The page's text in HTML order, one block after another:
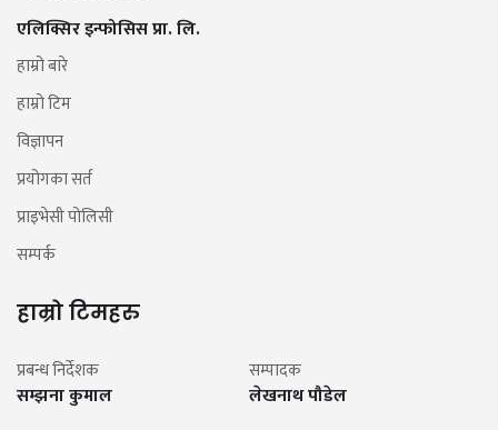
एलिक्सिर इन्फोसिस प्रा. लि.
हाम्रो बारे
हाम्रो टिम
विज्ञापन
प्रयोगका सर्त
प्राइभेसी पोलिसी
सम्पर्क
हाम्रो टिमहरु
प्रबन्ध निर्देशक
सम्झना कुमाल
सम्पादक
लेखनाथ पौडेल